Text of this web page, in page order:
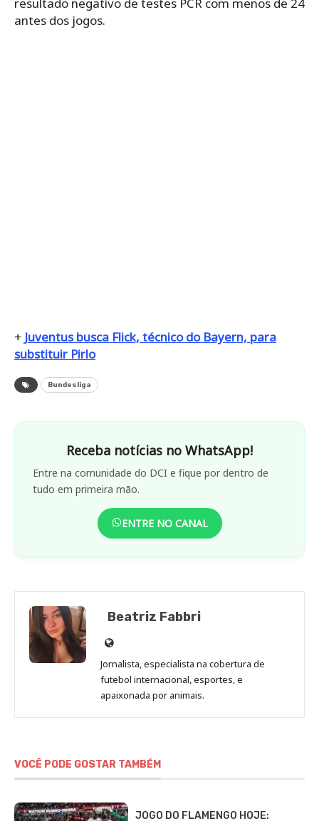
resultado negativo de testes PCR com menos de 24
antes dos jogos.
+ Juventus busca Flick, técnico do Bayern, para
substituir Pirlo
Bundesliga
Receba notícias no WhatsApp!
Entre na comunidade do DCI e fique por dentro de
tudo em primeira mão.
ENTRE NO CANAL
Beatriz Fabbri
Site
de
Beatriz
Fabbri
Jornalista, especialista na cobertura de
futebol internacional, esportes, e
apaixonada por animais.
VOCÊ PODE GOSTAR TAMBÉM
JOGO DO FLAMENGO HOJE: